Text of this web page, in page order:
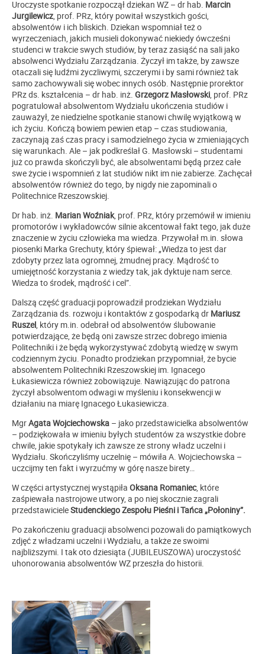
Uroczyste spotkanie rozpoczął dziekan WZ – dr hab. Marcin
Jurgilewicz , prof. PRz, który powitał wszystkich gości,
absolwentów i ich bliskich. Dziekan wspomniał też o
wyrzeczeniach, jakich musieli dokonywać niekiedy ówcześni
studenci w trakcie swych studiów, by teraz zasiąść na sali jako
absolwenci Wydziału Zarządzania. Życzył im także, by zawsze
otaczali się ludźmi życzliwymi, szczerymi i by sami również tak
samo zachowywali się wobec innych osób. Następnie prorektor
PRz ds. kształcenia – dr hab. inż. Grzegorz Masłowski , prof. PRz
pogratulował absolwentom Wydziału ukończenia studiów i
zauważył, że niedzielne spotkanie stanowi chwilę wyjątkową w
ich życiu. Kończą bowiem pewien etap – czas studiowania,
zaczynają zaś czas pracy i samodzielnego życia w zmieniających
się warunkach. Ale – jak podkreślał G. Masłowski – studentami
już co prawda skończyli być, ale absolwentami będą przez całe
swe życie i wspomnień z lat studiów nikt im nie zabierze. Zachęcał
absolwentów również do tego, by nigdy nie zapominali o
Politechnice Rzeszowskiej.
Dr hab. inż. Marian Woźniak, prof. PRz, który przemówił w imieniu
promotorów i wykładowców silnie akcentował fakt tego, jak duże
znaczenie w życiu człowieka ma wiedza. Przywołał m.in. słowa
piosenki Marka Grechuty, który śpiewał: „Wiedza to jest dar
zdobyty przez lata ogromnej, żmudnej pracy. Mądrość to
umiejętność korzystania z wiedzy tak, jak dyktuje nam serce.
Wiedza to środek, mądrość i cel”.
Dalszą część graduacji poprowadził prodziekan Wydziału
Zarządzania ds. rozwoju i kontaktów z gospodarką dr Mariusz
Ruszel który m.in. odebrał od absolwentów ślubowanie
potwierdzające, że będą oni zawsze strzec dobrego imienia
Politechniki i że będą wykorzystywać zdobytą wiedzę w swym
codziennym życiu. Ponadto prodziekan przypomniał, że bycie
absolwentem Politechniki Rzeszowskiej im. Ignacego
Łukasiewicza również zobowiązuje. Nawiązując do patrona
życzył absolwentom odwagi w myśleniu i konsekwencji w
działaniu na miarę Ignacego Łukasiewicza.
MgrAgata Wojciechowska – jako przedstawicielka absolwentów
– podziękowała w imieniu byłych studentów za wszystkie dobre
chwile, jakie spotykały ich zawsze ze strony władz uczelni i
Wydziału. Skończyliśmy uczelnię – mówiła A. Wojciechowska –
uczcijmy ten fakt i wyrzućmy w górę nasze birety…
W części artystycznej wystąpiła Oksana Romaniec, które
zaśpiewała nastrojowe utwory, a po niej skocznie zagrali
przedstawicieleStudenckiego Zespołu Pieśni i Tańca „Połoniny”.
Po zakończeniu graduacji absolwenci pozowali do pamiątkowych
zdjęć z władzami uczelni i Wydziału, a także ze swoimi
najbliższymi. I tak oto dziesiąta (JUBILEUSZOWA) uroczystość
uhonorowania absolwentów WZ przeszła do historii.